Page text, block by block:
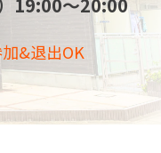
&退出OK